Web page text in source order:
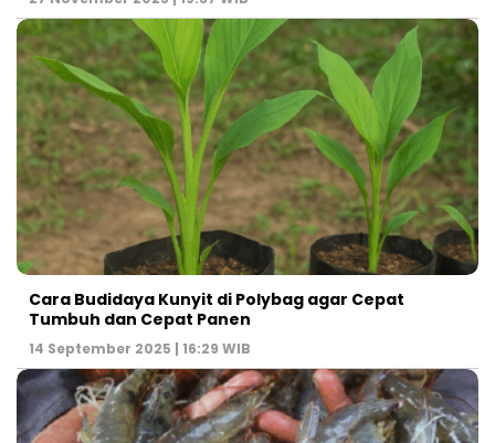
Cara Budidaya Kunyit di Polybag agar Cepat
Tumbuh dan Cepat Panen
14 September 2025 | 16:29 WIB